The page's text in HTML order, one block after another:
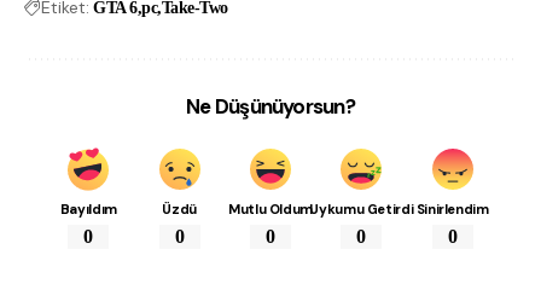
Etiket: GTA 6 pc Take-Two
Ne Düşünüyorsun?
Bayıldım
0
Üzdü
0
Mutlu Oldum
0
Uykumu Getirdi
0
Sinirlendim
0